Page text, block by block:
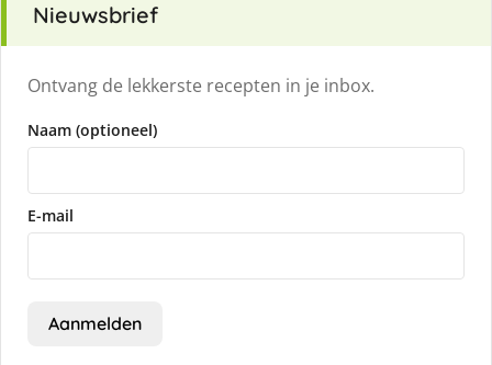
Nieuwsbrief
Ontvang de lekkerste recepten in je inbox.
Naam (optioneel)
E-mail
Aanmelden